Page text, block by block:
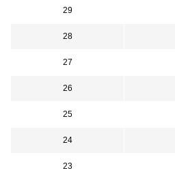
29
28
27
26
25
24
23